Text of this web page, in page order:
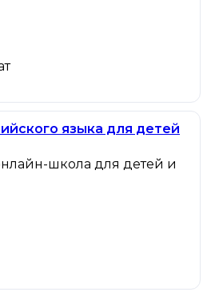
языка для детей
школа для детей и